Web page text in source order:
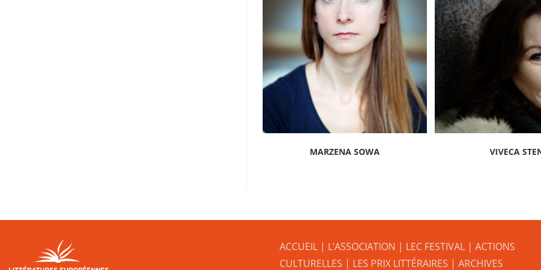
MARZENA SOWA VIVECA
ACCUEIL| L’ASSOCIATION | LEC FESTIVAL| ACTIONS
CULTURELLES | LES PRIX LITTÉRAIRES | ARCHIVES